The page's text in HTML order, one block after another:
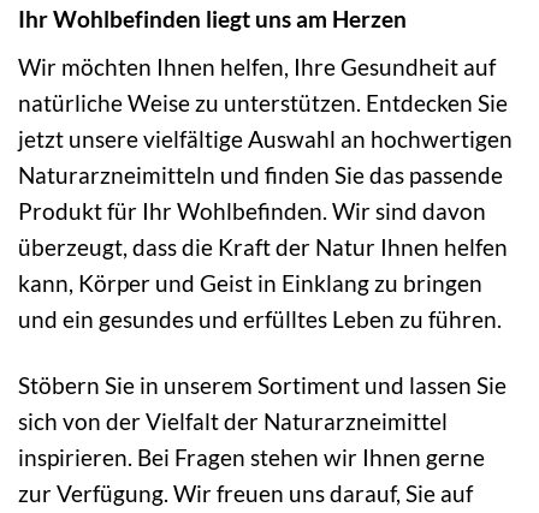
Ihr Wohlbefinden liegt uns am Herzen
Wir möchten Ihnen helfen, Ihre Gesundheit auf
natürliche Weise zu unterstützen. Entdecken Sie
jetzt unsere vielfältige Auswahl an hochwertigen
Naturarzneimitteln und finden Sie das passende
Produkt für Ihr Wohlbefinden. Wir sind davon
überzeugt, dass die Kraft der Natur Ihnen helfen
kann, Körper und Geist in Einklang zu bringen
und ein gesundes und erfülltes Leben zu führen.
Stöbern Sie in unserem Sortiment und lassen Sie
sich von der Vielfalt der Naturarzneimittel
inspirieren. Bei Fragen stehen wir Ihnen gerne
zur Verfügung. Wir freuen uns darauf, Sie auf